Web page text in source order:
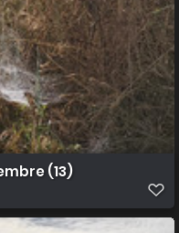
(13)